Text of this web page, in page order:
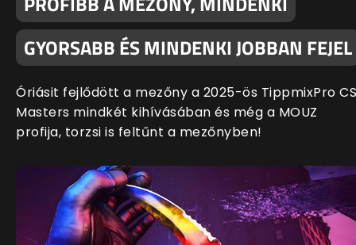
GYORSABB ÉS MINDENKI JOBBAN FEJEL
Óriásit fejlődött a mezőny a 2025-ös TippmixPro
Masters mindkét kihívásában és még a MOUZ
profija, torzsi is feltűnt a mezőnyben!